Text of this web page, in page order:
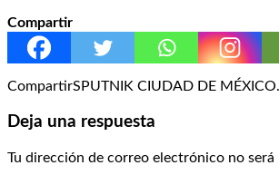
Compartir
CompartirSPUTNIK CIUDAD DE
Deja una respuesta
Tu dirección de correo electrónico no será